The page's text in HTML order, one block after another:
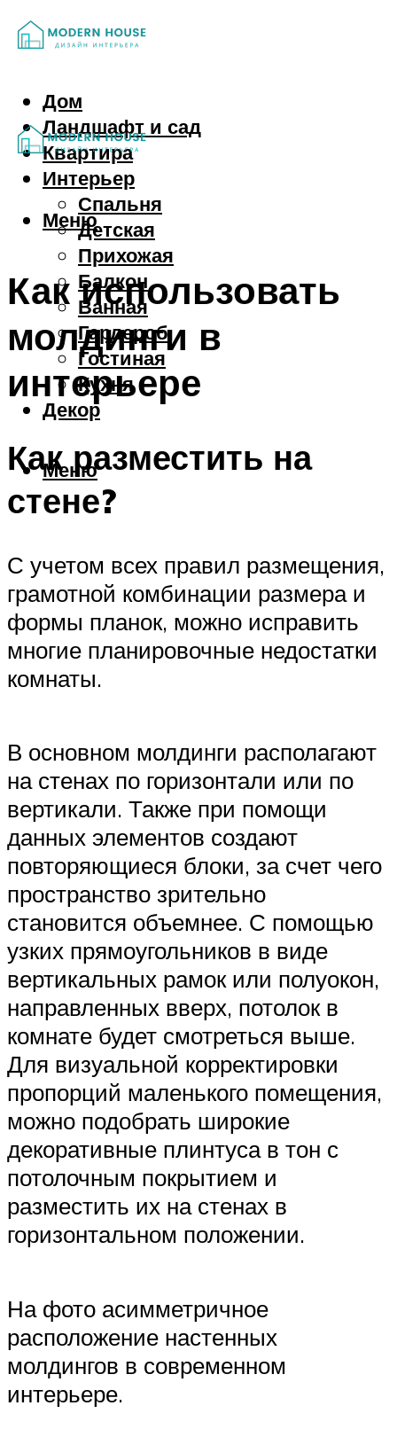
Дом
Ландшафт и сад
Квартира
Интерьер
Спальня
Детская
Прихожая
Балкон
Ванная
Гардероб
Гостиная
Кухня
Декор
Меню
Меню
Как использовать
молдинги в
интерьере
Как разместить на
стене?
С учетом всех правил размещения,
грамотной комбинации размера и
формы планок, можно исправить
многие планировочные недостатки
комнаты.
В основном молдинги располагают
на стенах по горизонтали или по
вертикали. Также при помощи
данных элементов создают
повторяющиеся блоки, за счет чего
пространство зрительно
становится объемнее. С помощью
узких прямоугольников в виде
вертикальных рамок или полуокон,
направленных вверх, потолок в
комнате будет смотреться выше.
Для визуальной корректировки
пропорций маленького помещения,
можно подобрать широкие
декоративные плинтуса в тон с
потолочным покрытием и
разместить их на стенах в
горизонтальном положении.
На фото асимметричное
расположение настенных
молдингов в современном
интерьере.